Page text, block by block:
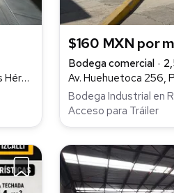
Av. Fernando Montes De Oca 9, INFONAVIT Sur "Niños Héroes", Cuautitlán Izcalli
$160 MXN por
Bodega comercial
Bodega Industrial en
Acceso para Tráiler